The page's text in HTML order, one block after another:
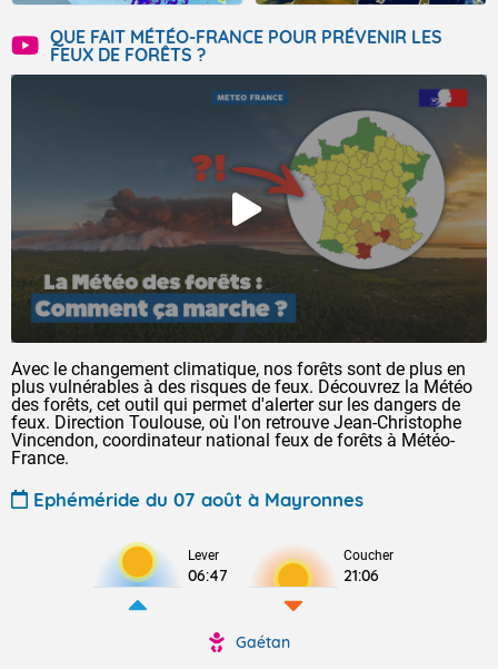
QUE FAIT MÉTÉO-FRANCE POUR PRÉVENIR LES
FEUX DE FORÊTS ?
Avec le changement climatique, nos forêts sont de plus en
plus vulnérables à des risques de feux. Découvrez la Météo
des forêts, cet outil qui permet d'alerter sur les dangers de
feux. Direction Toulouse, où l'on retrouve Jean-Christophe
Vincendon, coordinateur national feux de forêts à Météo-
France.
Ephéméride du 07 août à Mayronnes
Lever
06:47
Coucher
21:06
Gaétan